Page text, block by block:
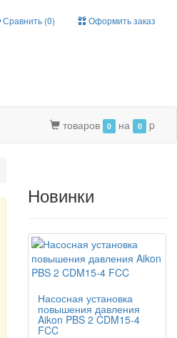
Сравнить (0) Оформить заказ
товаров 0 на 0 p
Новинки
Насосная установка
повышения давления
Aikon PBS 2 CDM15-4
FCC